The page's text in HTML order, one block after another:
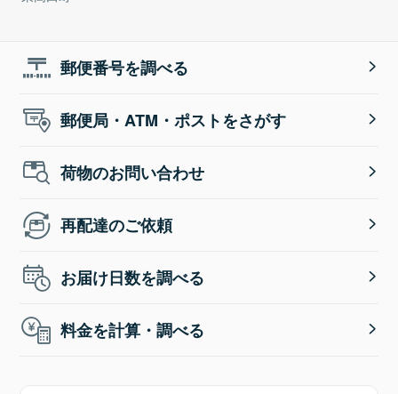
郵便番号を調べる
郵便局・ATM・ポストをさがす
荷物のお問い合わせ
再配達のご依頼
お届け日数を調べる
料金を計算・調べる